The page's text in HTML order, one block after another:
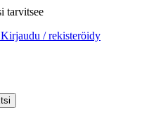
Kirjaudu / rekisteröidy